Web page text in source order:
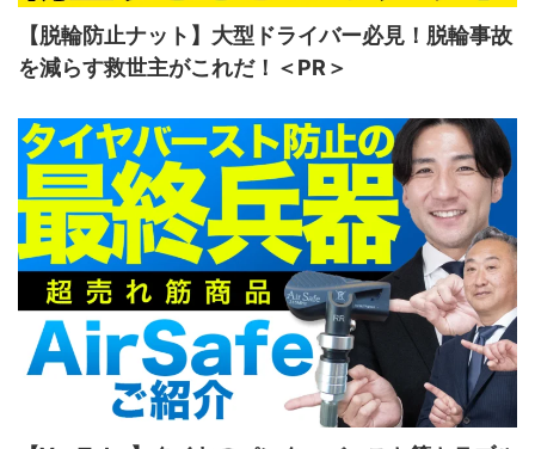
【脱輪防止ナット】大型ドライバー必見！脱輪事故
を減らす救世主がこれだ！＜PR＞